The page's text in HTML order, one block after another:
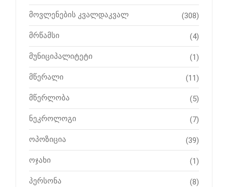
მოვლენების კვალდაკვალ (308)
მრწამსი (4)
მუნიციპალიტეტი (1)
მწერალი (11)
მწერლობა (5)
ნეკროლოგი (7)
ოპოზიცია (39)
ოჯახი (1)
პერსონა (8)